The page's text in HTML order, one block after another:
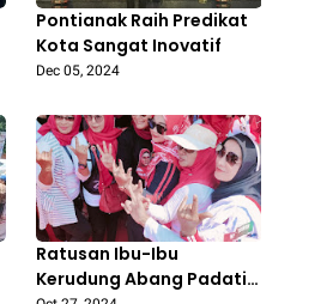
Pontianak Raih Predikat
Kota Sangat Inovatif
Dec 05, 2024
Ratusan Ibu-Ibu
Kerudung Abang Padati